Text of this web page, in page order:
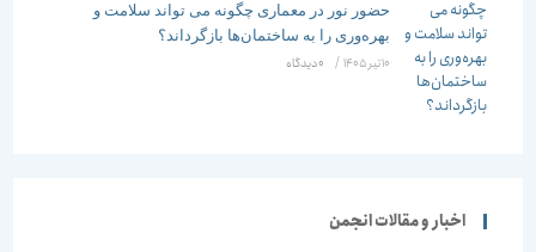
حضور نور در معماری چگونه می تواند سلامت و
بهره‌وری را به ساختمان‌ها بازگرداند؟
/ ۰ دیدگاه
اخبار و مقالات انجمن